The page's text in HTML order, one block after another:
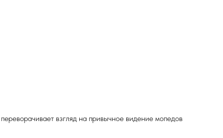
взгляд на привычное видение мопедов